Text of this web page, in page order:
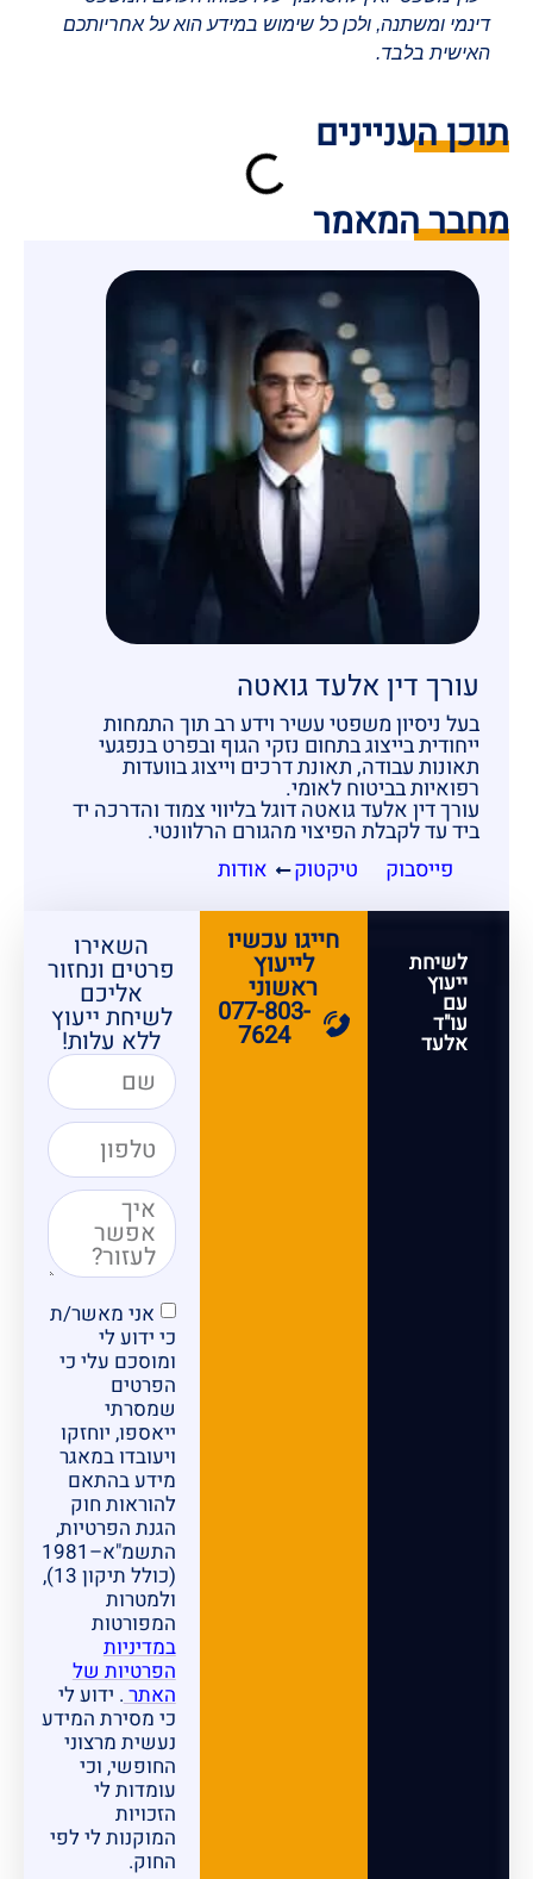
דינמי ומשתנה, ולכן כל שימוש במידע הוא על אחריותכם
האישית בלבד.
תוכן העניינים
מחבר המאמר
עורך דין אלעד גואטה
בעל ניסיון משפטי עשיר וידע רב תוך התמחות
ייחודית בייצוג בתחום נזקי הגוף ובפרט בנפגעי
תאונות עבודה, תאונת דרכים וייצוג בוועדות
רפואיות בביטוח לאומי.
עורך דין אלעד גואטה דוגל בליווי צמוד והדרכה יד
ביד עד לקבלת הפיצוי מהגורם הרלוונטי.
פייסבוק
טיקטוק אודות
לשיחת
ייעוץ
עם
עו"ד
אלעד
חייגו עכשיו
לייעוץ
ראשוני
077-803-
7624
השאירו
פרטים ונחזור
אליכם
לשיחת ייעוץ
ללא עלות!
אני מאשר/ת
כי ידוע לי
ומוסכם עלי כי
הפרטים
שמסרתי
ייאספו, יוחזקו
ויעובדו במאגר
מידע בהתאם
להוראות חוק
הגנת הפרטיות,
התשמ"א–1981
(כולל תיקון 13),
ולמטרות
המפורטות
במדיניות
הפרטיות של
האתר. ידוע לי
כי מסירת המידע
נעשית מרצוני
החופשי, וכי
עומדות לי
הזכויות
המוקנות לי לפי
החוק.